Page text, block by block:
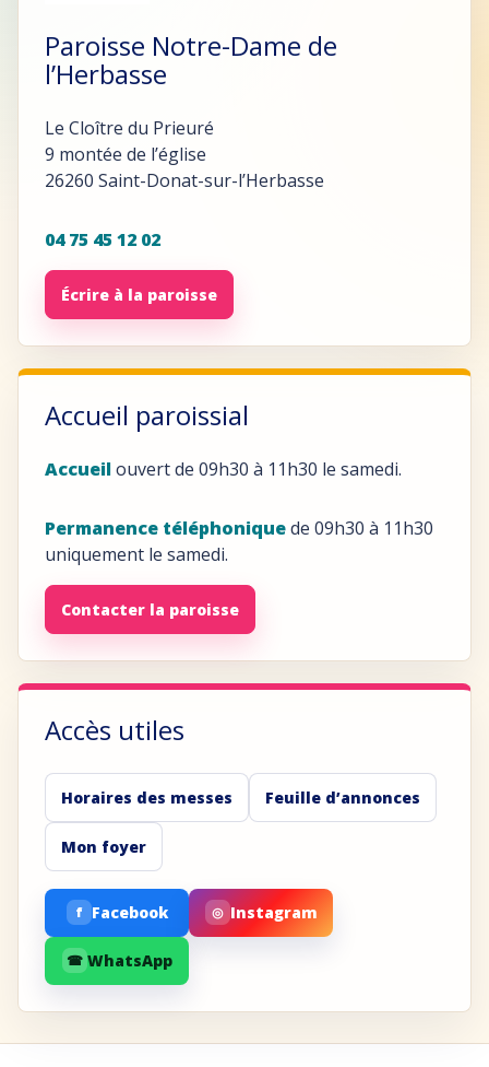
Paroisse Notre-Dame de
l’Herbasse
Le Cloître du Prieuré
9 montée de l’église
26260 Saint-Donat-sur-l’Herbasse
04 75 45 12 02
Écrire à la paroisse
Accueil paroissial
Accueilouvert de 09h30 à 11h30 le samedi.
Permanence téléphoniquede 09h30 à 11h30
uniquement le samedi.
Contacter la paroisse
Accès utiles
Horaires des messes Feuille d’annonces
Mon foyer
f Facebook ◎ Instagram
☎ WhatsApp